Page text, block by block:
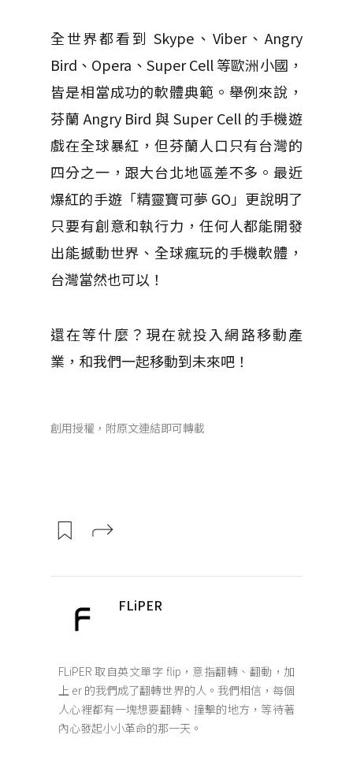
全世界都看到 Skype、Viber、Angry
Bird、Opera、Super Cell 等歐洲小國，
皆是相當成功的軟體典範。舉例來說，
芬蘭 Angry Bird 與 Super Cell 的手機遊
戲在全球暴紅，但芬蘭人口只有台灣的
四分之一，跟大台北地區差不多。最近
爆紅的手遊「精靈寶可夢 GO」更說明了
只要有創意和執行力，任何人都能開發
出能撼動世界、全球瘋玩的手機軟體，
台灣當然也可以！
還在等什麼？現在就投入網路移動產
業，和我們一起移動到未來吧！
創用授權，附原文連結即可轉載
FLiPER
FLiPER 取自英文單字 flip，意指翻轉、翻動，加
上 er 的我們成了翻轉世界的人。我們相信，每個
人心裡都有一塊想要翻轉、撞擊的地方，等待著
內心發起小小革命的那一天。